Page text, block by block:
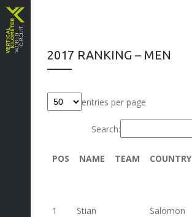
2017 RANKING – MEN
entries per page
Search:
POS NAME TEAM COUNTRY
1
Stian
Salomon